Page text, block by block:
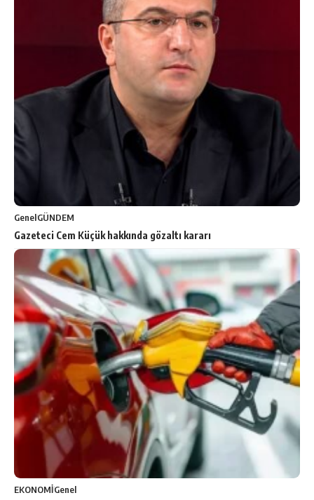
GenelGÜNDEM
Gazeteci Cem Küçük hakkında gözaltı kararı
EKONOMİGenel